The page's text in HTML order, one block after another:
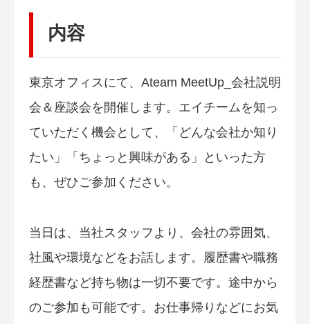
内容
東京オフィスにて、Ateam MeetUp_会社説明
会＆座談会を開催します。エイチームを知っ
ていただく機会として、「どんな会社か知り
たい」「ちょっと興味がある」といった方
も、ぜひご参加ください。
当日は、当社スタッフより、会社の雰囲気、
社風や環境などをお話します。履歴書や職務
経歴書など持ち物は一切不要です。途中から
のご参加も可能です。お仕事帰りなどにお気